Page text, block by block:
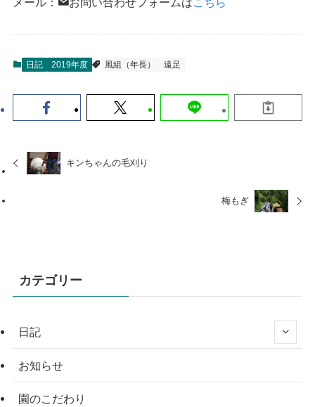
日記 2019年度 風組（年長） 遠足
キンちゃんの毛刈り
梅もぎ
カテゴリー
日記
お知らせ
園のこだわり